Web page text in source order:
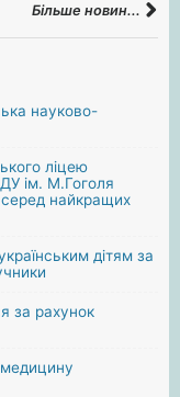
Більше новин...
науково-
ліцею
ім. М.Гоголя
найкращих
дітям за
за рахунок
медицину